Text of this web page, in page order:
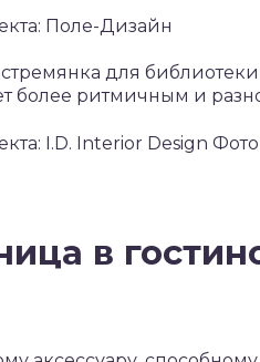
Поле-Дизайн
для
более ритмичным и
I.D. Interior Design
в